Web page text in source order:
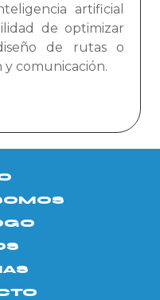
artificial
de optimizar
de rutas o
comunicación.